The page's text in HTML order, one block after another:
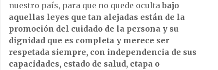
nuestro país, para que no quede oculta bajo
aquellas leyes que tan alejadas están de la
promoción del cuidado de la persona y su
dignidad que es completa y merece ser
respetada siempre, con independencia de sus
capacidades, estado de salud, etapa o